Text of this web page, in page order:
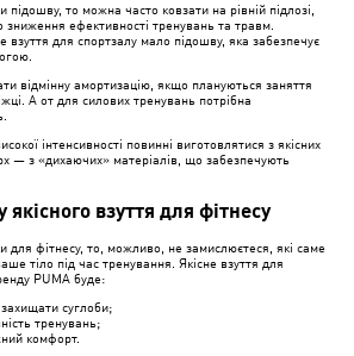
то можна часто ковзати на рівній підлозі,
ефективності тренувань та травм.
взуття для спортзалу мало підошву, яка забезпечує
відмінну амортизацію, якщо плануються заняття
А от для силових тренувань потрібна
інтенсивності повинні виготовлятися з якісних
— з «дихаючих» матеріалів, що забезпечують
взуття для фітнесу
для фітнесу, то, можливо, не замислюєтеся, які саме
тіло під час тренування. Якісне взуття для
PUMA буде:
суглоби;
тренувань;
комфорт.